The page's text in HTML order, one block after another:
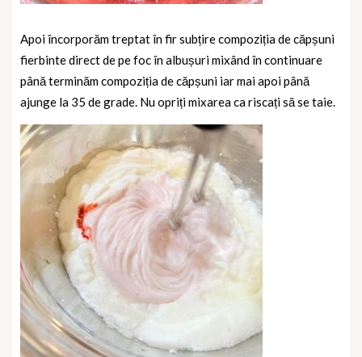
Apoi încorporăm treptat în fir subțire compoziția de căpșuni
fierbinte direct de pe foc în albușuri mixând în continuare
până terminăm compoziția de căpșuni iar mai apoi până
ajunge la 35 de grade. Nu opriți mixarea ca riscați să se taie.